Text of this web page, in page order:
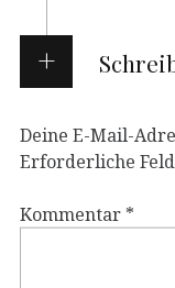
Deine E-Mail-
Erforderliche
Kommentar *